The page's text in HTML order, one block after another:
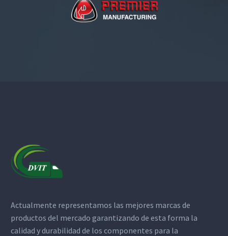
Actualmente representamos las mejores marcas de
productos del mercado garantizando de esta forma la
calidad y durabilidad de los componentes para la